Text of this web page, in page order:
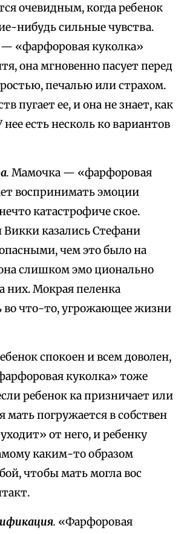
очевидным, когда ребенок
нибудь сильные чувства.
«фарфоровая куколка»
она мгновенно пасует перед
печалью или страхом.
пугает ее, и она не знает, как
есть несколь ко вариантов
. Мамочка — «фарфоровая
воспринимать эмоции
катастрофиче ское.
казались Стефани
опасными, чем это было на
слишком эмо ционально
них. Мокрая пеленка
во что-то, угрожающее жизни
спокоен и всем доволен,
куколка» тоже
ребенок ка призничает или
мать погружается в собствен
от него, и ребенку
каким-то образом
чтобы мать могла вос
. «Фарфоровая